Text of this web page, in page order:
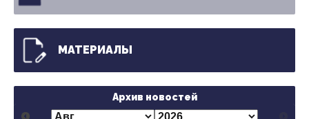
МАТЕРИАЛЫ
Архив новостей